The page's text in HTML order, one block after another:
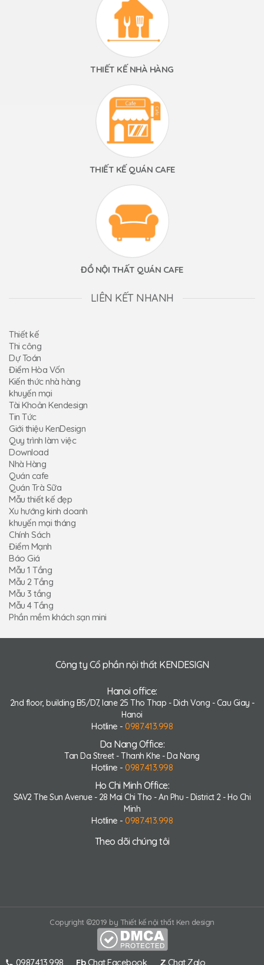
THIẾT KẾ NHÀ HÀNG
THIẾT KẾ QUÁN CAFE
ĐỒ NỘI THẤT QUÁN CAFE
LIÊN KẾT NHANH
Thiết kế
Thi công
Dự Toán
Điểm Hòa Vốn
Kiến thức nhà hàng
khuyến mại
Tài Khoản Kendesign
Tin Tức
Giới thiệu KenDesign
Quy trình làm việc
Download
Nhà Hàng
Quán cafe
Quán Trà Sữa
Mẫu thiết kế đẹp
Xu hướng kinh doanh
khuyến mại tháng
Chính Sách
Điểm Mạnh
Báo Giá
Mẫu 1 Tầng
Mẫu 2 Tầng
Mẫu 3 tầng
Mẫu 4 Tầng
Phần mềm khách sạn mini
Công ty Cổ phần nội thất KENDESIGN
Hanoi office:
2nd floor, building B5/D7, lane 25 Tho Thap - Dich Vong - Cau Giay -
Hanoi
Hotline - 0987.413.998
Da Nang Office:
Tan Da Street - Thanh Khe - Da Nang
Hotline - 0987.413.998
Ho Chi Minh Office:
SAV2 The Sun Avenue - 28 Mai Chi Tho - An Phu - District 2 - Ho Chi
Minh
Hotline - 0987.413.998
Theo dõi chúng tôi
Copyright ©2019 by Thiết kế nội thất Ken design
0987.413.998 Fb Chat Facebook Z Chat Zalo